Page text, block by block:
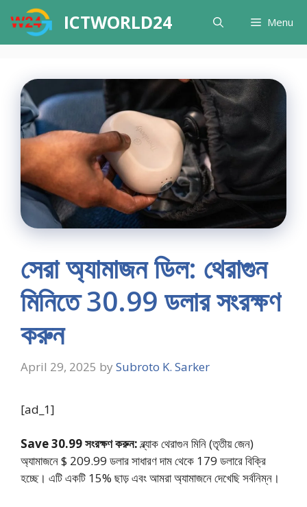
content
ICTWORLD24 Menu
সেরা অ্যামাজন ডিল: থেরাগুন
মিনিতে 30.99 ডলার সংরক্ষণ
করুন
April 29, 2025 by Subroto K. Sarker
[ad_1]
Save 30.99 সংরক্ষণ করুন:ব্ল্যাক থেরাগুন মিনি (তৃতীয় জেন)
অ্যামাজনে $ 209.99 ডলার সাধারণ দাম থেকে 179 ডলারে বিক্রি
হচ্ছে। এটি একটি 15% ছাড় এবং আমরা অ্যামাজনে দেখেছি সর্বনিম্ন।